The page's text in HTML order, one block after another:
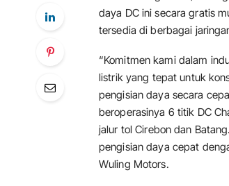
daya DC ini secara gratis
tersedia di berbagai
“Komitmen kami dalam
listrik yang tepat untuk
pengisian daya secara
beroperasinya 6 titik DC
jalur tol Cirebon dan
pengisian daya cepat
Wuling Motors.